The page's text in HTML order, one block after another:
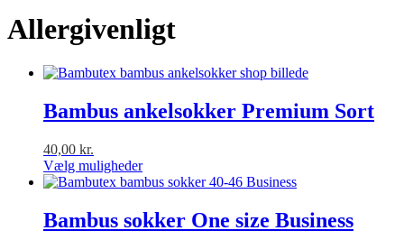
Allergivenligt
Bambus ankelsokker Premium Sort
40,00 kr.
Vælg muligheder
Dette
har
flere
Bambus sokker One size Business